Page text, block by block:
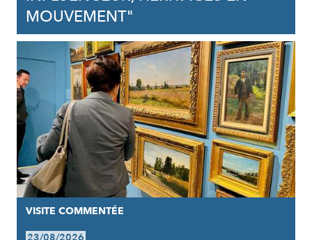
MOUVEMENT"
VISITE COMMENTÉE